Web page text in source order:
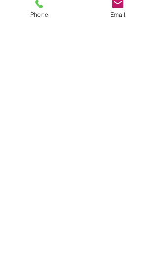
© Agnès Lingerie – Tous droits
Phone Email